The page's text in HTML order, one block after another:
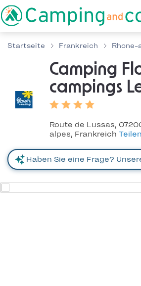
Startseite Frankreich Rhone-
Camping
campings
Route de Lussas,
alpes, Frankreich Teilen